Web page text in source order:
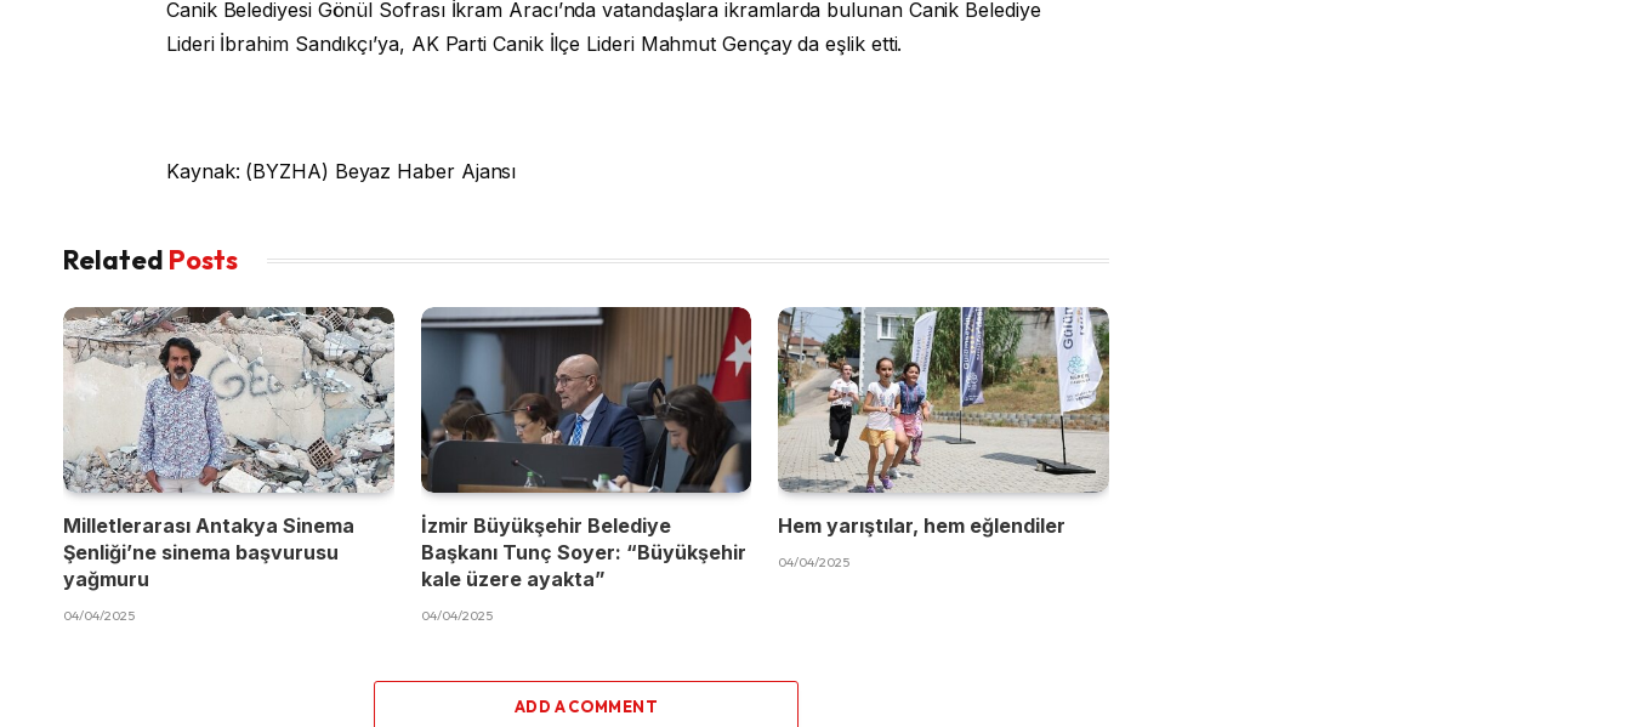
Canik Belediyesi Gönül Sofrası İkram Aracı’nda vatandaşlara ikramlarda bulunan Canik Belediye
Lideri İbrahim Sandıkçı’ya, AK Parti Canik İlçe Lideri Mahmut Gençay da eşlik etti.
Kaynak: (BYZHA) Beyaz Haber Ajansı
Related Posts
Milletlerarası Antakya Sinema
Şenliği’ne sinema başvurusu
yağmuru
04/04/2025
İzmir Büyükşehir Belediye
Başkanı Tunç Soyer: “Büyükşehir
kale üzere ayakta”
04/04/2025
Hem yarıştılar, hem eğlendiler
04/04/2025
ADD A COMMENT